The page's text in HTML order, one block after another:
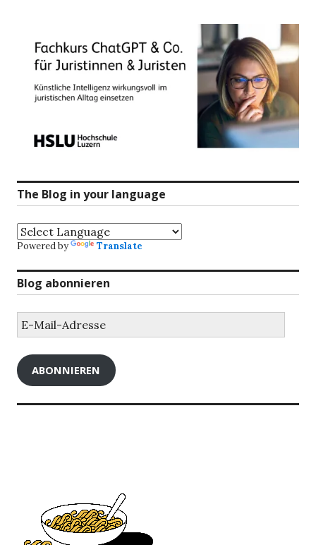
The Blog in your language
Powered by Translate
Blog abonnieren
Mail-
ABONNIEREN